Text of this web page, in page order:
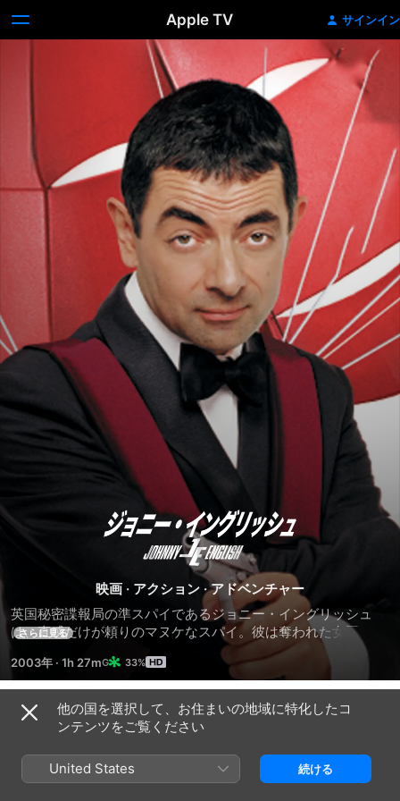
Apple TV サインイン
ジ
ョ
ニ
ー・
イ
ン
グ
映画 · アクション ·アドベンチャー
英国秘密諜報局の準スパイであるジョニー・イングリッシュ
は、直感だけが頼りのマヌケなスパイ。彼は奪われた女王の戴
冠用の宝玉を取り戻すべく動きだすが、あちこちで迷惑この上
ない大騒動を巻き起こす。
さらに見る
2003年 · 1h 27m 33%
予告編
他の国を選択して、お住まいの地域に特化したコ
ンテンツをご覧ください
United States 続ける